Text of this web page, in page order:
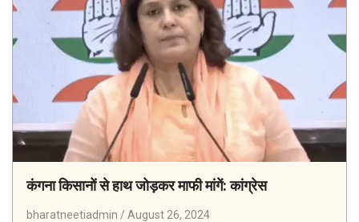
कंगना किसानों से हाथ जोड़कर माफी मांगें: कांग्रेस
bharatneetiadmin August 26, 2024